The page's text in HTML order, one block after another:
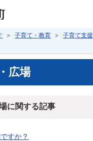
＞子育て・教育 ＞子育て支援
広場
に関する記事
すか？